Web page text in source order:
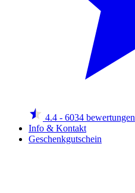
4.4 - 6034 bewertungen
Info & Kontakt
Geschenkgutschein